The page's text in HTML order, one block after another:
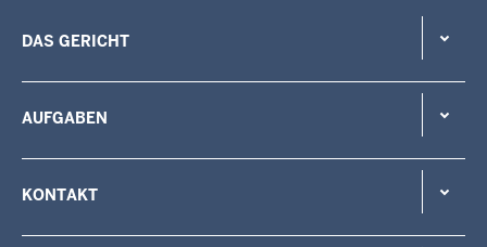
DAS GERICHT
AUFGABEN
KONTAKT